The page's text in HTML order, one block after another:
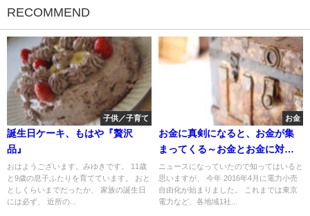
RECOMMEND
子供／子育て
誕生日ケーキ、もはや『贅沢
品』
おはようございます。みゆきです。 11歳
と9歳の息子ふたりを育てています。 おと
としくらいまでだったか、 家族の誕生日
には必ず、 近所の...
お金
お金に真剣になると、お金が集
まってくる～お金とお金に対す
る苦手意識の正体は？
ニュースになっていたので知ってはいると
思いますが、 今年 2016年4月に電力小売
自由化が始まりました。 これまでは東京
電力など、各地域1社...